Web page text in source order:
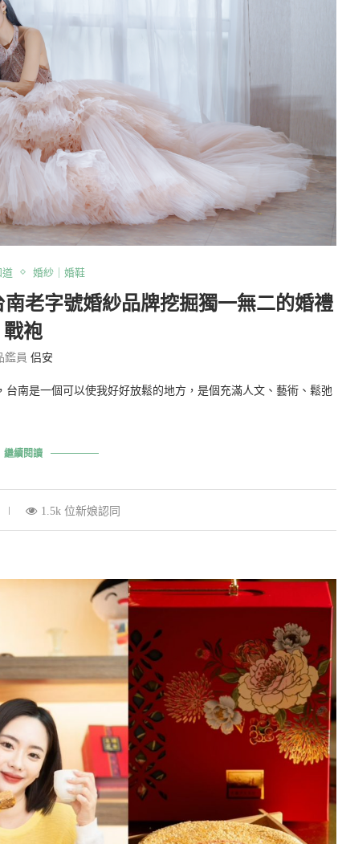
道 婚紗｜婚鞋
老字號婚紗品牌挖掘獨一無二的婚禮
戰袍
鑑員 侣安
南是一個可以使我好好放鬆的地方，是個充滿人文、藝術、鬆弛
繼續閱讀
1.5k 位新娘認同